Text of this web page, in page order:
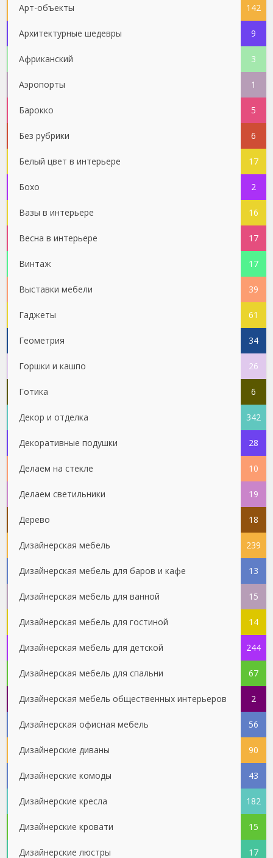
Арт-объекты 142
Архитектурные шедевры 9
Африканский 3
Аэропорты 1
Барокко 5
Без рубрики 6
Белый цвет в интерьере 17
Бохо 2
Вазы в интерьере 16
Весна в интерьере 17
Винтаж 17
Выставки мебели 39
Гаджеты 61
Геометрия 34
Горшки и кашпо 26
Готика 6
Декор и отделка 342
Декоративные подушки 28
Делаем на стекле 10
Делаем светильники 19
Дерево 18
Дизайнерская мебель 239
Дизайнерская мебель для баров и кафе 13
Дизайнерская мебель для ванной 15
Дизайнерская мебель для гостиной 14
Дизайнерская мебель для детской 244
Дизайнерская мебель для спальни 67
Дизайнерская мебель общественных интерьеров 2
Дизайнерская офисная мебель 56
Дизайнерские диваны 90
Дизайнерские комоды 43
Дизайнерские кресла 182
Дизайнерские кровати 15
Дизайнерские люстры 17